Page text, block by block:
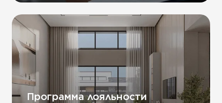
Программа лояльности